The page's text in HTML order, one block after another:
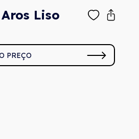
Liso
PREÇO